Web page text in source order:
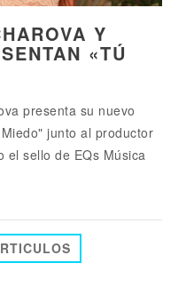
Y
«TÚ
presenta su nuevo
junto al productor
el sello de EQs Música